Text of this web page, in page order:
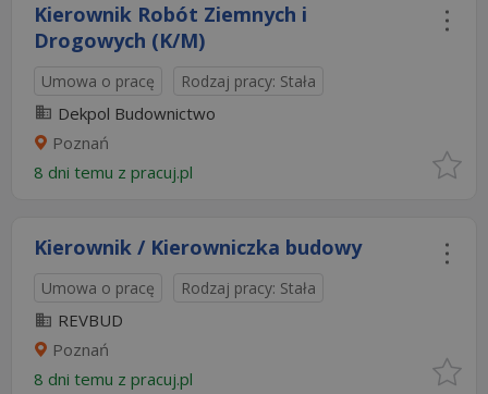
Kierownik Robót Ziemnych i
Drogowych (K/M)
Umowa o pracę Rodzaj pracy: Stała
Dekpol Budownictwo
Poznań
8 dni temu z pracuj.pl
Kierownik / Kierowniczka budowy
Umowa o pracę Rodzaj pracy: Stała
REVBUD
Poznań
8 dni temu z pracuj.pl